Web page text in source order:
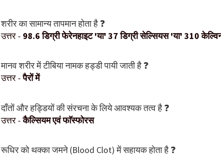
शरीर का सामान्य तापमान होता है ❓
उत्तर - 98.6 डिग्री फेरेनहाइट 'या' 37 डिग्री सेल्सियस 'या' 310
मानव शरीर में टीबिया नामक हड्डी पायी जाती है ❓
उत्तर -पैरों में
दाँतों और हड्डियों की संरचना के लिये आवश्यक तत्व है ❓
उत्तर -कैल्सियम एवं फाॅस्फोरस
रूधिर को थक्का जमने (Blood Clot) में सहायक होता है ❓